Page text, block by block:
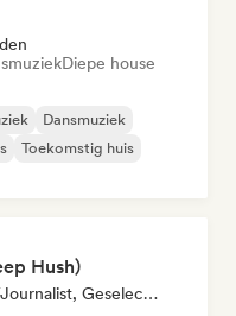
Diepe house
Dansmuziek
Toekomstig huis
Hush)
Booker, Media Outlet/Journalist, Geselecteerde DJ